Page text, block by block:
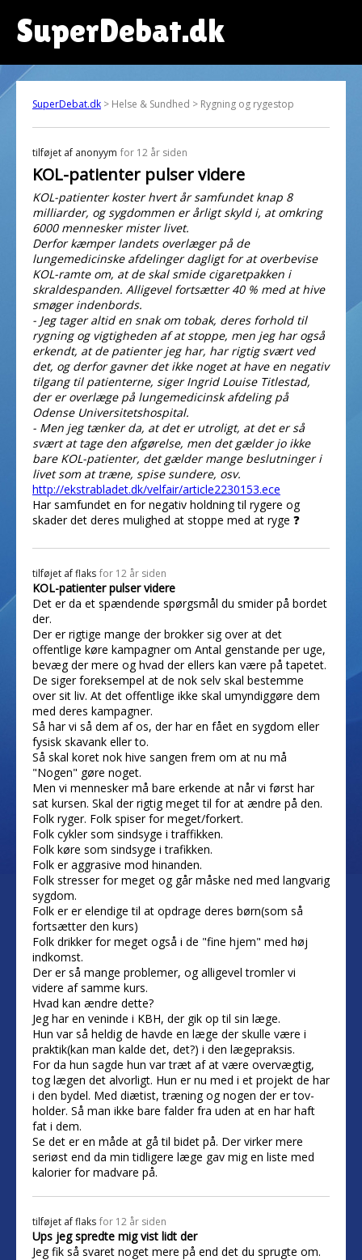
SuperDebat.dk
SuperDebat.dk > Helse & Sundhed > Rygning og rygestop
tilføjet af anonyym for 12 år siden
KOL-patienter pulser videre
KOL-patienter koster hvert år samfundet knap 8
milliarder, og sygdommen er årligt skyld i, at omkring
6000 mennesker mister livet.
Derfor kæmper landets overlæger på de
lungemedicinske afdelinger dagligt for at overbevise
KOL-ramte om, at de skal smide cigaretpakken i
skraldespanden. Alligevel fortsætter 40 % med at hive
smøger indenbords.
- Jeg tager altid en snak om tobak, deres forhold til
rygning og vigtigheden af at stoppe, men jeg har også
erkendt, at de patienter jeg har, har rigtig svært ved
det, og derfor gavner det ikke noget at have en negativ
tilgang til patienterne, siger Ingrid Louise Titlestad,
der er overlæge på lungemedicinsk afdeling på
Odense Universitetshospital.
- Men jeg tænker da, at det er utroligt, at det er så
svært at tage den afgørelse, men det gælder jo ikke
bare KOL-patienter, det gælder mange beslutninger i
livet som at træne, spise sundere, osv.
http://ekstrabladet.dk/velfair/article2230153.ece
Har samfundet en for negativ holdning til rygere og
skader det deres mulighed at stoppe med at ryge ❓
tilføjet afflaks for 12 år siden
KOL-patienter pulser videre
Det er da et spændende spørgsmål du smider på bordet
der.
Der er rigtige mange der brokker sig over at det
offentlige køre kampagner om Antal genstande per uge,
bevæg der mere og hvad der ellers kan være på tapetet.
De siger foreksempel at de nok selv skal bestemme
over sit liv. At det offentlige ikke skal umyndiggøre dem
med deres kampagner.
Så har vi så dem af os, der har en fået en sygdom eller
fysisk skavank eller to.
Så skal koret nok hive sangen frem om at nu må
"Nogen" gøre noget.
Men vi mennesker må bare erkende at når vi først har
sat kursen. Skal der rigtig meget til for at ændre på den.
Folk ryger. Folk spiser for meget/forkert.
Folk cykler som sindsyge i traffikken.
Folk køre som sindsyge i trafikken.
Folk er aggrasive mod hinanden.
Folk stresser for meget og går måske ned med langvarig
sygdom.
Folk er er elendige til at opdrage deres børn(som så
fortsætter den kurs)
Folk drikker for meget også i de "fine hjem" med høj
indkomst.
Der er så mange problemer, og alligevel tromler vi
videre af samme kurs.
Hvad kan ændre dette?
Jeg har en veninde i KBH, der gik op til sin læge.
Hun var så heldig de havde en læge der skulle være i
praktik(kan man kalde det, det?) i den lægepraksis.
For da hun sagde hun var træt af at være overvægtig,
tog lægen det alvorligt. Hun er nu med i et projekt de har
i den bydel. Med diætist, træning og nogen der er tov-
holder. Så man ikke bare falder fra uden at en har haft
fat i dem.
Se det er en måde at gå til bidet på. Der virker mere
seriøst end da min tidligere læge gav mig en liste med
kalorier for madvare på.
tilføjet afflaks for 12 år siden
Ups jeg spredte mig vist lidt der
Jeg fik så svaret noget mere på end det du sprugte om.